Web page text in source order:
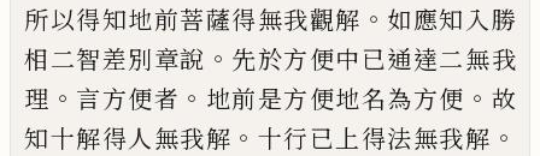
所以得知地前菩薩得無我觀解 。 如應知入勝
相二智差別章說 。 先於方便中已通達二無我
理 。 言方便者 。 地前是方便地名為方便 。 故
知十解得人無我解 。 十行已上得法無我解 。